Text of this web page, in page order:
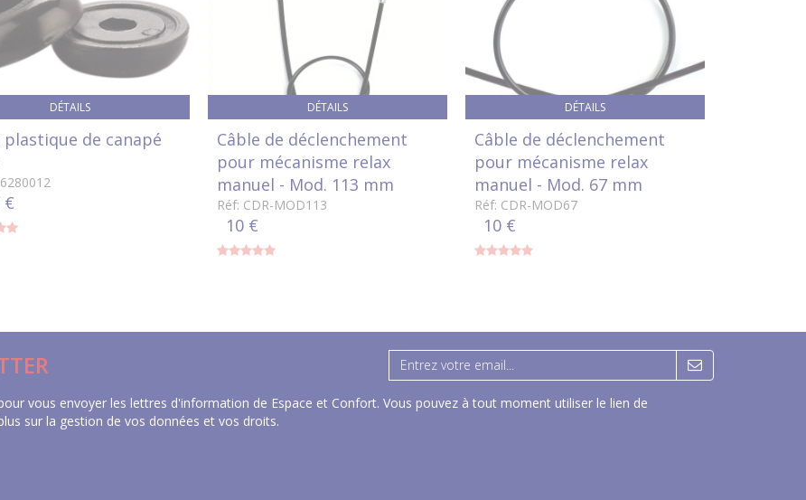
DÉTAILS
plastique de canapé
€
DÉTAILS
Câble de déclenchement
pour mécanisme relax
manuel - Mod. 113 mm
Réf: CDR-MOD113
10 €
DÉTAILS
Câble de déclenchement
pour mécanisme relax
manuel - Mod. 67 mm
Réf: CDR-MOD67
10 €
vous envoyer les lettres d'information de Espace et Confort. Vous pouvez à tout moment utiliser le lien de
sur la gestion de vos données et vos droits.